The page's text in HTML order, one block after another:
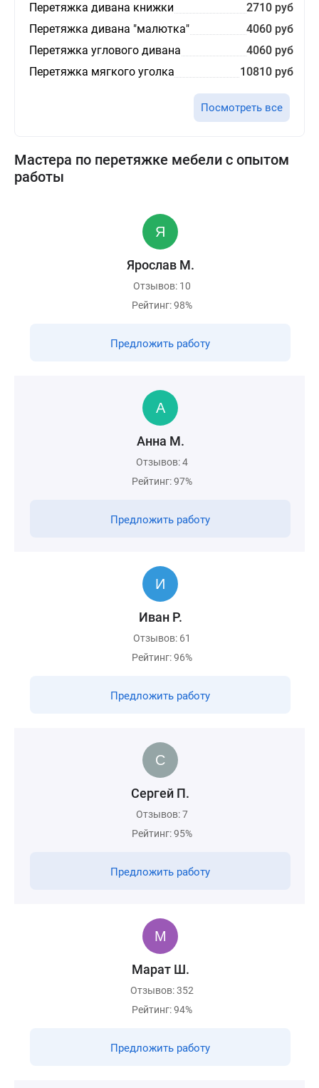
Перетяжка дивана книжки
2710 руб
Перетяжка дивана "малютка"
4060 руб
Перетяжка углового дивана
4060 руб
Перетяжка мягкого уголка
10810 руб
Посмотреть все
Мастера по перетяжке мебели с опытом
работы
Ярослав М.
Отзывов: 10
Рейтинг: 98%
Предложить работу
Анна М.
Отзывов: 4
Рейтинг: 97%
Предложить работу
Иван Р.
Отзывов: 61
Рейтинг: 96%
Предложить работу
Сергей П.
Отзывов: 7
Рейтинг: 95%
Предложить работу
Марат Ш.
Отзывов: 352
Рейтинг: 94%
Предложить работу